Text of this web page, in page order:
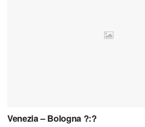
Venezia – Bologna ?:?